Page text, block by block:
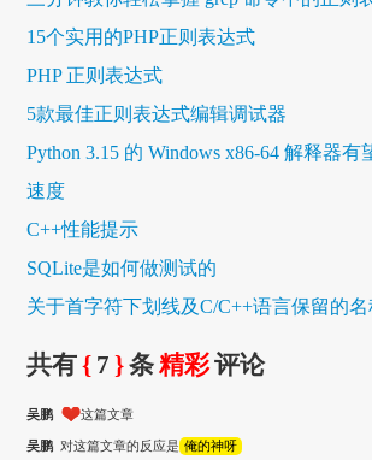
15个实用的PHP正则表达式
PHP 正则表达式
5款最佳正则表达式编辑调试器
Python 3.15 的 Windows x86-64 解释器有
速度
C++性能提示
SQLite是如何做测试的
关于首字符下划线及C/C++语言保留的名
共有{ 7 }条精彩评论
吴鹏 这篇文章
吴鹏 对这篇文章的反应是 俺的神呀